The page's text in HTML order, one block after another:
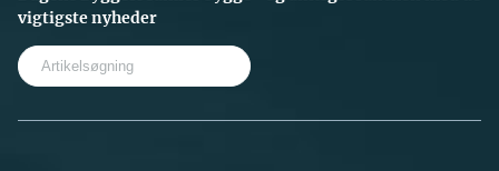
vigtigste nyheder